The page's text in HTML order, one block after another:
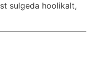
sulgeda hoolikalt,